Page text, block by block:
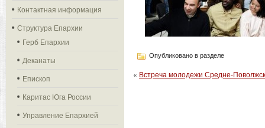
Контактная информация
Структура Епархии
Герб Епархии
Деканаты
Епископ
Каритас Юга России
Управление Епархией
Опубликовано в разделе
« Встреча молодежи Средне-